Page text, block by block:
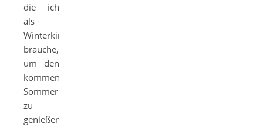
die ich
als
Winterkind
brauche,
um den
kommenden
Sommer
zu
genießen.